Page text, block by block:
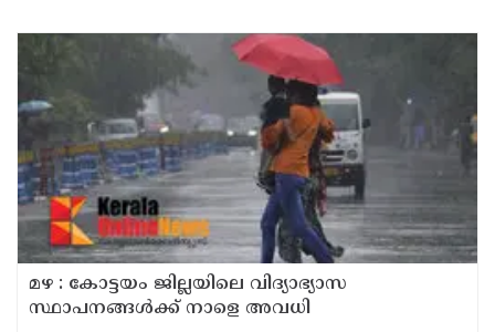
മഴ : കോട്ടയം ജില്ലയിലെ വിദ്യാഭ്യാസ
സ്ഥാപനങ്ങൾക്ക് നാളെ അവധി